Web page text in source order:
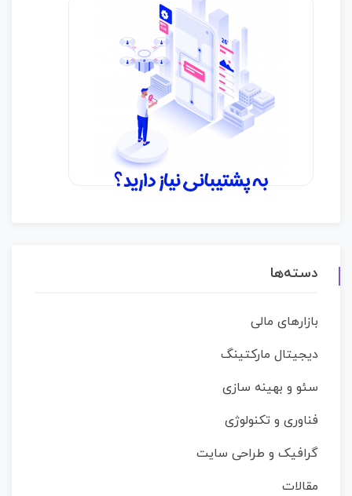
دسته‌ها
بازارهای مالی
دیجیتال مارکتینگ
سئو و بهینه سازی
فناوری و تکنولوژی
گرافیک و طراحی سایت
مقالات